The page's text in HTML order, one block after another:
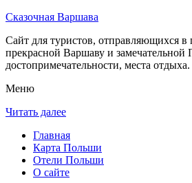
Сказочная Варшава
Сайт для туристов, отправляющихся в
прекрасной Варшаву и замечательной
достопримечательности, места отдыха.
Меню
Читать далее
Главная
Карта Польши
Отели Польши
О сайте